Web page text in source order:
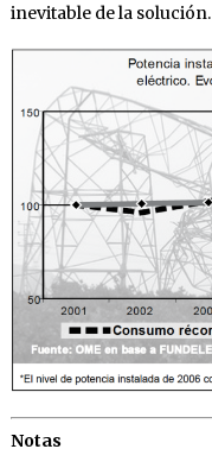
inevitable de la solución.
Notas